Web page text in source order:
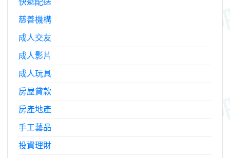
慈善機構
成人交友
成人影片
成人玩具
房屋貸款
房產地產
手工藝品
投資理財